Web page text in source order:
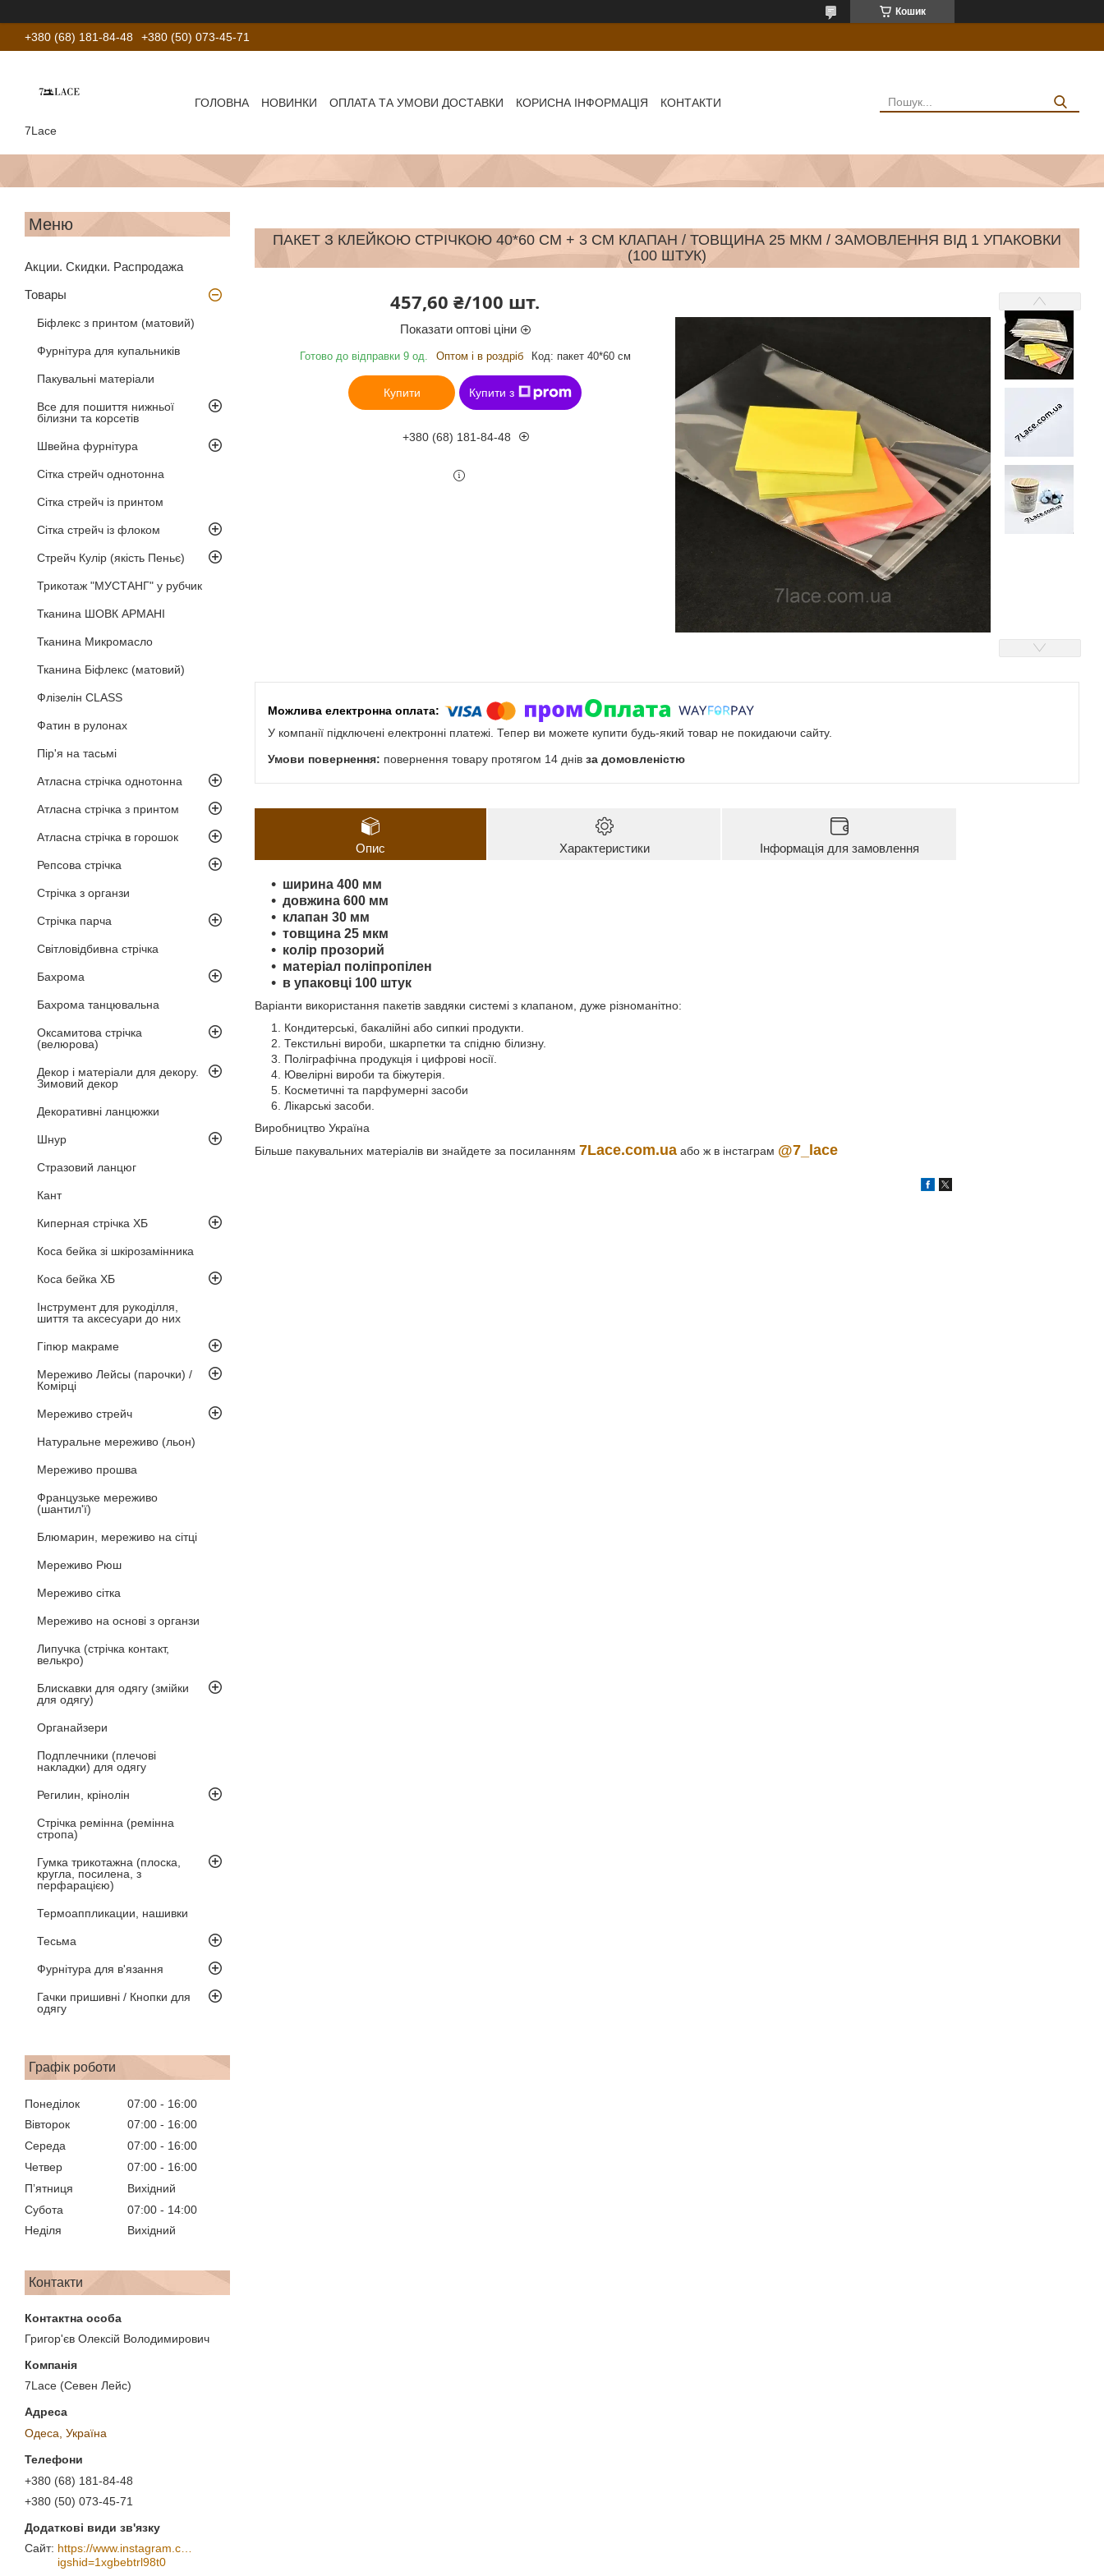
Кошик
+380 (68) 181-84-48 +380 (50) 073-45-71
7Lace
ГОЛОВНА НОВИНКИ ОПЛАТА ТА УМОВИ ДОСТАВКИ КОРИСНА ІНФОРМАЦІЯ КОНТАКТИ
Акции. Скидки. Распродажа
Товары
Біфлекс з принтом (матовий)
Фурнітура для купальників
Пакувальні матеріали
Все для пошиття нижньої
білизни та корсетів
Швейна фурнітура
Сітка стрейч однотонна
Сітка стрейч із принтом
Сітка стрейч із флоком
Стрейч Кулір (якість Пеньє)
Трикотаж "МУСТАНГ" у рубчик
Тканина ШОВК АРМАНІ
Тканина Микромасло
Тканина Біфлекс (матовий)
Флізелін CLASS
Фатин в рулонах
Пір'я на тасьмі
Атласна стрічка однотонна
Атласна стрічка з принтом
Атласна стрічка в горошок
Репсова стрічка
Стрічка з органзи
Стрічка парча
Світловідбивна стрічка
Бахрома
Бахрома танцювальна
Оксамитова стрічка
(велюрова)
Декор і матеріали для декору.
Зимовий декор
Декоративні ланцюжки
Шнур
Стразовий ланцюг
Кант
Киперная стрічка ХБ
Коса бейка зі шкірозамінника
Коса бейка ХБ
Інструмент для рукоділля,
шиття та аксесуари до них
Гіпюр макраме
Мереживо Лейсы (парочки) /
Комірці
Мереживо стрейч
Натуральне мереживо (льон)
Мереживо прошва
Французьке мереживо
(шантил'ї)
Блюмарин, мереживо на сітці
Мереживо Рюш
Мереживо сітка
Мереживо на основі з органзи
Липучка (стрічка контакт,
велькро)
Блискавки для одягу (змійки
для одягу)
Органайзери
Подплечники (плечові
накладки) для одягу
Регилин, крінолін
Стрічка ремінна (ремінна
стропа)
Гумка трикотажна (плоска,
кругла, посилена, з
перфарацією)
Термоаппликации, нашивки
Тесьма
Фурнітура для в'язання
Гачки пришивні / Кнопки для
одягу
Графік роботи
Понеділок 07:00
16:00
Вівторок
07:00
16:00
Середа
07:00
16:00
Четвер
07:00
16:00
Пʼятниця
Вихідний
Субота
07:00
14:00
Неділя
Вихідний
Контакти
Григор'єв Олексій Володимирович
7Lace (Севен Лейс)
Одеса, Україна
+380 (68) 181-84-48
+380 (50) 073-45-71
https://www.instagram.com/7_lace/?
igshid=1xgbebtrl98t0
ПАКЕТ З КЛЕЙКОЮ СТРІЧКОЮ 40*60 СМ + 3 СМ КЛАПАН / ТОВЩИНА 25 МКМ / ЗАМОВЛЕННЯ ВІД 1 УПАКОВКИ
(100 ШТУК)
457,60 ₴/100 шт.
Показати оптові ціни
Готово до відправки 9 од. Оптом і в роздріб Код: пакет 40*60 см
Купити Купити з
+380 (68) 181-84-48
У компанії підключені електронні платежі. Тепер ви можете купити будь-який товар не покидаючи сайту.
повернення товару протягом 14 днів за домовленістю
Опис Характеристики Інформація для замовлення
ширина 400 мм
довжина 600 мм
клапан 30 мм
товщина 25 мкм
колір прозорий
матеріал поліпропілен
в упаковці 100 штук
Варіанти використання пакетів завдяки системі з клапаном, дуже різноманітно:
Кондитерські, бакалійні або сипкиі продукти.
Текстильні вироби, шкарпетки та спідню білизну.
Поліграфічна продукція і цифрові носії.
Ювелірні вироби та біжутерія.
Косметичні та парфумерні засоби
Лікарські засоби.
Виробництво Україна
Більше пакувальних матеріалів ви знайдете за посиланням 7Lace.com.ua або ж в інстаграм @7_lace